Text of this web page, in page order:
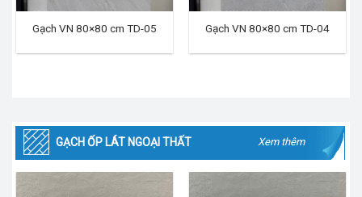
Gạch VN 80×80 cm TD-05 Gạch VN 80×80 cm TD-04
GẠCH ỐP LÁT NGOẠI THẤT Xem thêm